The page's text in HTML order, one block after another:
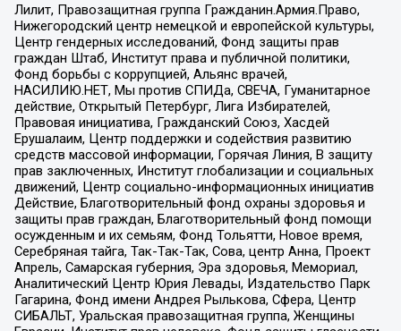
Лилит, Правозащитная группа Гражданин.Армия.Право,
Нижегородский центр немецкой и европейской культуры,
Центр гендерных исследований, Фонд защиты прав
граждан Штаб, Институт права и публичной политики,
Фонд борьбы с коррупцией, Альянс врачей,
НАСИЛИЮ.НЕТ, Мы против СПИДа, СВЕЧА, Гуманитарное
действие, Открытый Петербург, Лига Избирателей,
Правовая инициатива, Гражданский Союз, Хасдей
Ерушалаим, Центр поддержки и содействия развитию
средств массовой информации, Горячая Линия, В защиту
прав заключенных, Институт глобализации и социальных
движений, Центр социально-информационных инициатив
Действие, Благотворительный фонд охраны здоровья и
защиты прав граждан, Благотворительный фонд помощи
осужденным и их семьям, Фонд Тольятти, Новое время,
Серебряная тайга, Так-Так-Так, Сова, центр Анна, Проект
Апрель, Самарская губерния, Эра здоровья, Мемориал,
Аналитический Центр Юрия Левады, Издательство Парк
Гагарина, Фонд имени Андрея Рылькова, Сфера, Центр
СИБАЛЬТ, Уральская правозащитная группа, Женщины